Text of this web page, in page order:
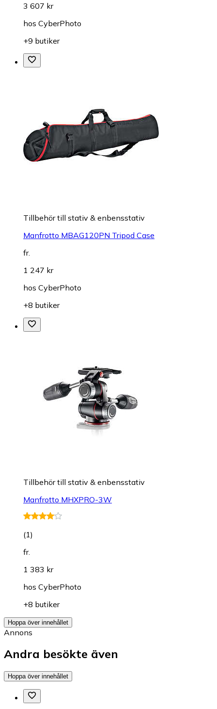
3 607 kr
hos CyberPhoto
+9 butiker
Tillbehör till stativ & enbensstativ
Manfrotto MBAG120PN Tripod Case
fr.
1 247 kr
hos CyberPhoto
+8 butiker
Tillbehör till stativ & enbensstativ
Manfrotto MHXPRO-3W
(1)
fr.
1 383 kr
hos CyberPhoto
+8 butiker
Hoppa över innehållet
Annons
Andra besökte även
Hoppa över innehållet